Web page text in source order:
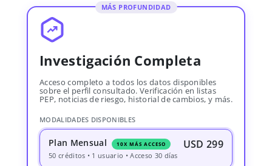
MÁS PROFUNDIDAD
Investigación Completa
Acceso completo a todos los datos disponibles
sobre el perfil consultado. Verificación en listas
PEP, noticias de riesgo, historial de cambios, y más.
MODALIDADES DISPONIBLES
Plan Mensual 10X MÁS ACCESO USD 299
50 créditos • 1 usuario • Acceso 30 días